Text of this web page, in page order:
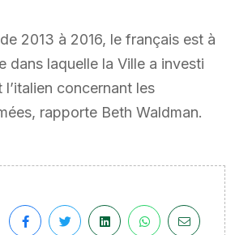
2013 à 2016, le français est à
dans laquelle la Ville a investi
concernant les
rapporte Beth Waldman.